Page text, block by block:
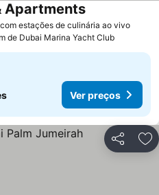
estações de culinária ao vivo
Apartments
de Dubai Marina Yacht Club
Ver preços
Partilhar